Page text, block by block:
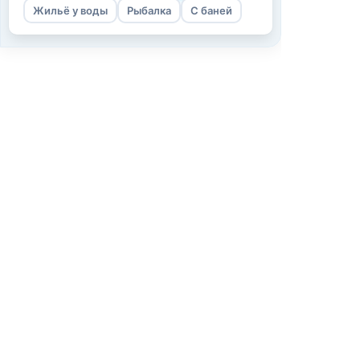
Жильё у воды Рыбалка С баней